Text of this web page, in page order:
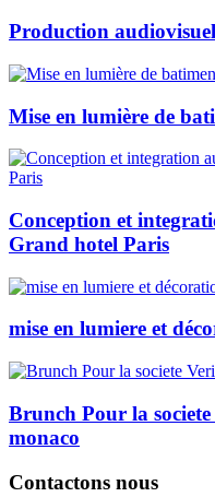
Production
Mise en lumière de
Conception et
Grand hotel Paris
mise en lumiere et
Brunch Pour la
monaco
Contactons nous